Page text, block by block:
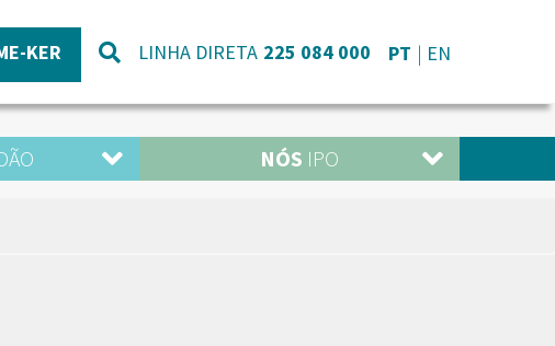
KER LINHA DIRETA 225 084 000 PT EN
NÓS IPO